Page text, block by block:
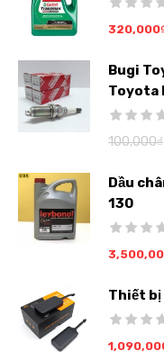
320,000
Bugi
Toyota
100,000₫
Dầu
130
Thiết bị